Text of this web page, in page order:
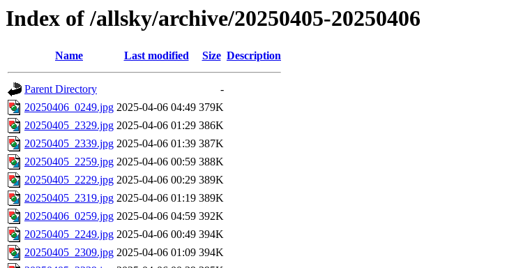
Index of /allsky/archive/20250405-20250406
Name Last modified Size Description
Parent Directory
-
20250406_0249.jpg 2025-04-06 04:49 379K
20250405_2329.jpg 2025-04-06 01:29 386K
20250405_2339.jpg 2025-04-06 01:39 387K
20250405_2259.jpg 2025-04-06 00:59 388K
20250405_2229.jpg 2025-04-06 00:29 389K
20250405_2319.jpg 2025-04-06 01:19 389K
20250406_0259.jpg 2025-04-06 04:59 392K
20250405_2249.jpg 2025-04-06 00:49 394K
20250405_2309.jpg 2025-04-06 01:09 394K